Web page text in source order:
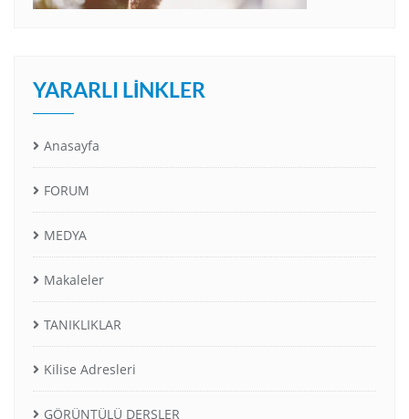
YARARLI LINKLER
Anasayfa
FORUM
MEDYA
Makaleler
TANIKLIKLAR
Kilise Adresleri
GÖRÜNTÜLÜ DERSLER